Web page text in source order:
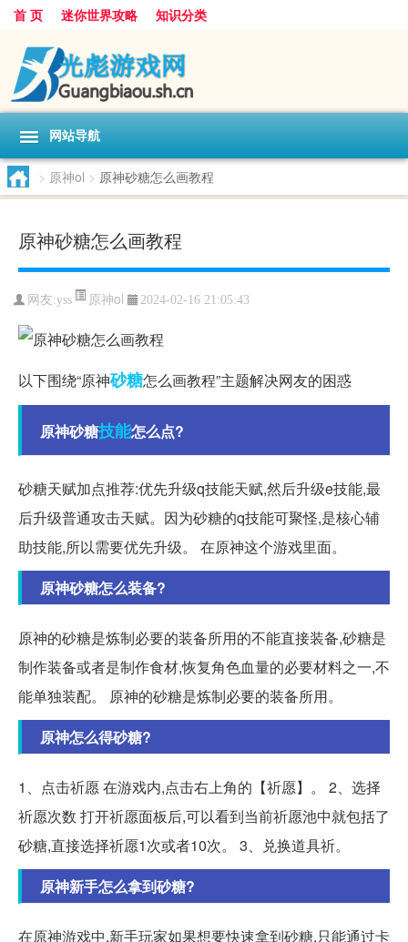
首 页 迷你世界攻略 知识分类
网站导航
> 原神ol > 原神砂糖怎么画教程
原神砂糖怎么画教程
网友:yss 原神ol 2024-02-16 21:05:43
以下围绕“原神砂糖怎么画教程”主题解决网友的困惑
原神砂糖技能怎么点?
砂糖天赋加点推荐:优先升级q技能天赋,然后升级e技能,最
后升级普通攻击天赋。因为砂糖的q技能可聚怪,是核心辅
助技能,所以需要优先升级。 在原神这个游戏里面。
原神砂糖怎么装备?
原神的砂糖是炼制必要的装备所用的不能直接装备,砂糖是
制作装备或者是制作食材,恢复角色血量的必要材料之一,不
能单独装配。 原神的砂糖是炼制必要的装备所用。
原神怎么得砂糖?
1、点击祈愿 在游戏内,点击右上角的【祈愿】。 2、选择
祈愿次数 打开祈愿面板后,可以看到当前祈愿池中就包括了
砂糖,直接选择祈愿1次或者10次。 3、兑换道具祈。
原神新手怎么拿到砂糖?
在原神游戏中,新手玩家如果想要快速拿到砂糖,只能通过卡